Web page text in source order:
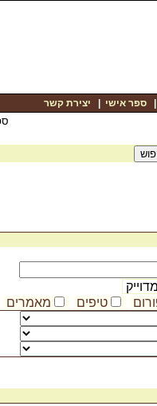
|ספר אישי יצירת קשר
טיפים מאמרים